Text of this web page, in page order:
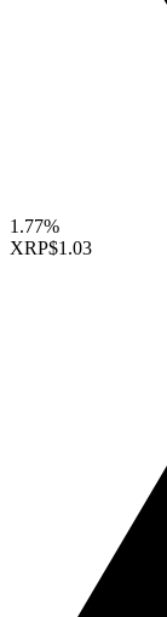
1.77%
XRP$1.03